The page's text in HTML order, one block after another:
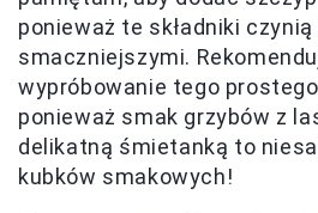
ponieważ te składniki
smaczniejszymi.
wypróbowanie tego
ponieważ smak grzybów z
delikatną śmietanką to
kubków smakowych!